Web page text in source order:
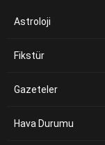
Astroloji
Fikstür
Gazeteler
Hava Durumu